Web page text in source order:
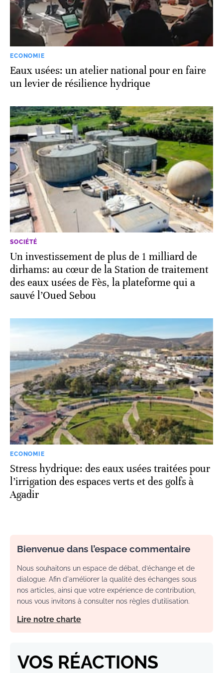
ECONOMIE
Eaux usées: un atelier national pour en faire
un levier de résilience hydrique
SOCIÉTÉ
Un investissement de plus de 1 milliard de
dirhams: au cœur de la Station de traitement
des eaux usées de Fès, la plateforme qui a
sauvé l’Oued Sebou
ECONOMIE
Stress hydrique: des eaux usées traitées pour
l’irrigation des espaces verts et des golfs à
Agadir
Bienvenue dans l’espace commentaire
Nous souhaitons un espace de débat, d’échange et de
dialogue. Afin d'améliorer la qualité des échanges sous
nos articles, ainsi que votre expérience de contribution,
nous vous invitons à consulter nos règles d’utilisation.
Lire notre charte
VOS RÉACTIONS